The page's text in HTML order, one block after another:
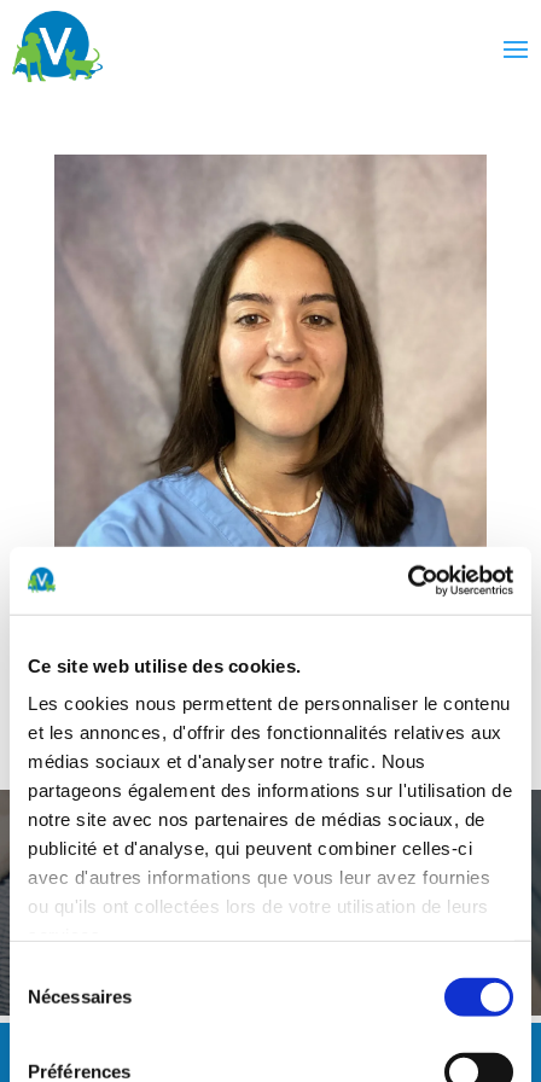
Ce site web utilise des cookies.
Les cookies nous permettent de personnaliser le contenu
et les annonces, d'offrir des fonctionnalités relatives aux
médias sociaux et d'analyser notre trafic. Nous
partageons également des informations sur l'utilisation de
notre site avec nos partenaires de médias sociaux, de
publicité et d'analyse, qui peuvent combiner celles-ci
avec d'autres informations que vous leur avez fournies
ou qu'ils ont collectées lors de votre utilisation de leurs
Sélection
du
consentement
Nécessaires
Préférences
Marina
Rôle : AMV
Polyvalente
Un service d’urgences ouvert 24h/24 et 7j/7
0900 022 022 (2fr/min)
HEURES D'OUVERTURE